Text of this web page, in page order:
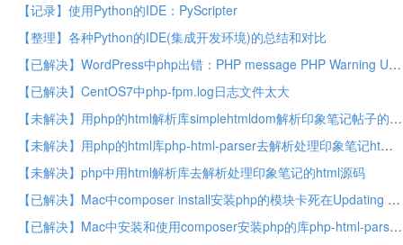
【记录】使用Python的IDE：PyScripter
【整理】各种Python的IDE(集成开发环境)的总结和对比
【已解决】WordPress中php出错：PHP message PHP Warning Use of undefined constant PRC
【已解决】CentOS7中php-fpm.log日志文件太大
【未解决】用php的html解析库simplehtmldom解析印象笔记帖子的html源码
【未解决】用php的html库php-html-parser去解析处理印象笔记html源码
【未解决】php中用html解析库去解析处理印象笔记的html源码
【已解决】Mac中composer install安装php的模块卡死在Updating dependencies including require-dev
【已解决】Mac中安装和使用composer安装php的库php-html-parser